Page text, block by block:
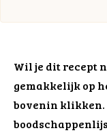
Wil je dit recept
gemakkelijk op
bovenin klikken.